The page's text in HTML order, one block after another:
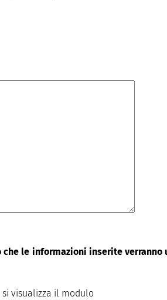
che le informazioni inserite
visualizza il modulo